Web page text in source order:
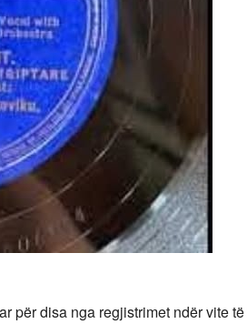
për disa nga regjistrimet ndër vite